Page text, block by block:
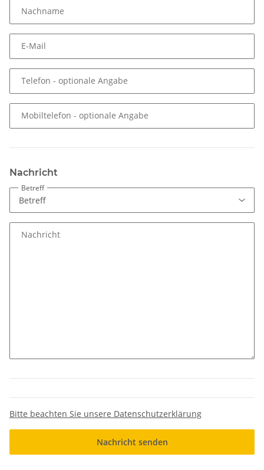
Nachname
E-Mail
Telefon - optionale Angabe
Mobiltelefon - optionale Angabe
Nachricht
Betreff
Nachricht
Bitte beachten Sie unsere Datenschutzerklärung
Nachricht senden